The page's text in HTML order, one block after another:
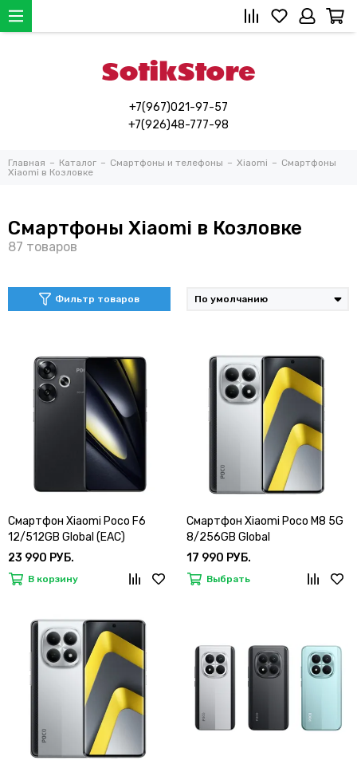
+7(967)021-97-57
+7(926)48-777-98
Главная Каталог Смартфоны и телефоны Xiaomi
Смартфоны
Xiaomi в Козловке
Смартфоны Xiaomi в Козловке
Фильтр товаров
Смартфон Xiaomi Poco F6
12/512GB Global (EAC)
23 990 РУБ.
В корзину
Смартфон Xiaomi Poco M8 5G
8/256GB Global
17 990 РУБ.
Выбрать